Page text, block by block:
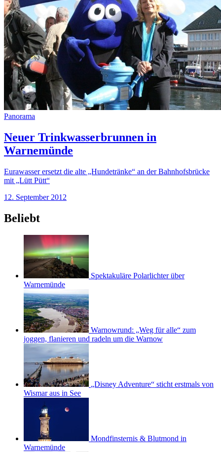
Panorama
Neuer Trinkwasserbrunnen in
Warnemünde
Eurawasser ersetzt die alte „Hundetränke“ an der Bahnhofsbrücke
mit „Lütt Pütt“
12. September 2012
Beliebt
Spektakuläre Polarlichter über
Warnemünde
Warnowrund: „Weg für alle“ zum
joggen, flanieren und radeln um die Warnow
„Disney Adventure“ sticht erstmals von
Wismar aus in See
Mondfinsternis & Blutmond in
Warnemünde